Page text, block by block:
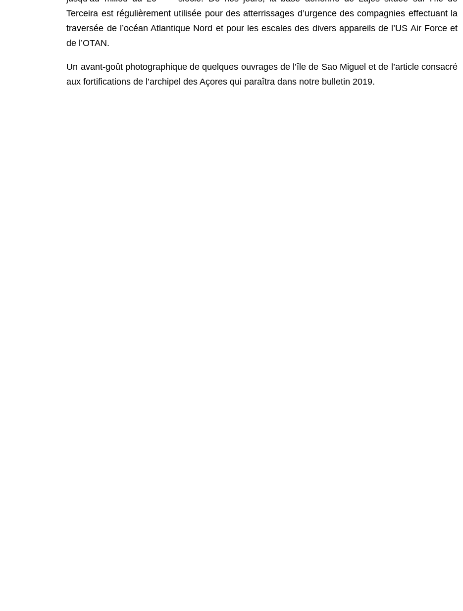
Terceira est régulièrement utilisée pour des atterrissages d’urgence des compagnies effectuant la
traversée de l’océan Atlantique Nord et pour les escales des divers appareils de l’US Air Force et
de l’OTAN.
Un avant-goût photographique de quelques ouvrages de l’île de Sao Miguel et de l’article consacré
aux fortifications de l’archipel des Açores qui paraîtra dans notre bulletin 2019.